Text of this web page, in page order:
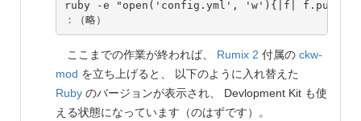
ruby -e "open('config.yml', 'w'){|f| f.puts
ここまでの作業が終われば、 Rumix 2 付属の ckw-
mod を立ち上げると、 以下のように入れ替えた
Ruby のバージョンが表示され、 Devlopment Kit も使
える状態になっています（のはずです）。